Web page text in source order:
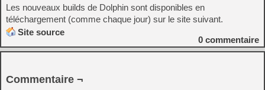
Les nouveaux builds de Dolphin sont disponibles en
téléchargement (comme chaque jour) sur le site suivant.
Site source
0 commentaire
Commentaire ¬